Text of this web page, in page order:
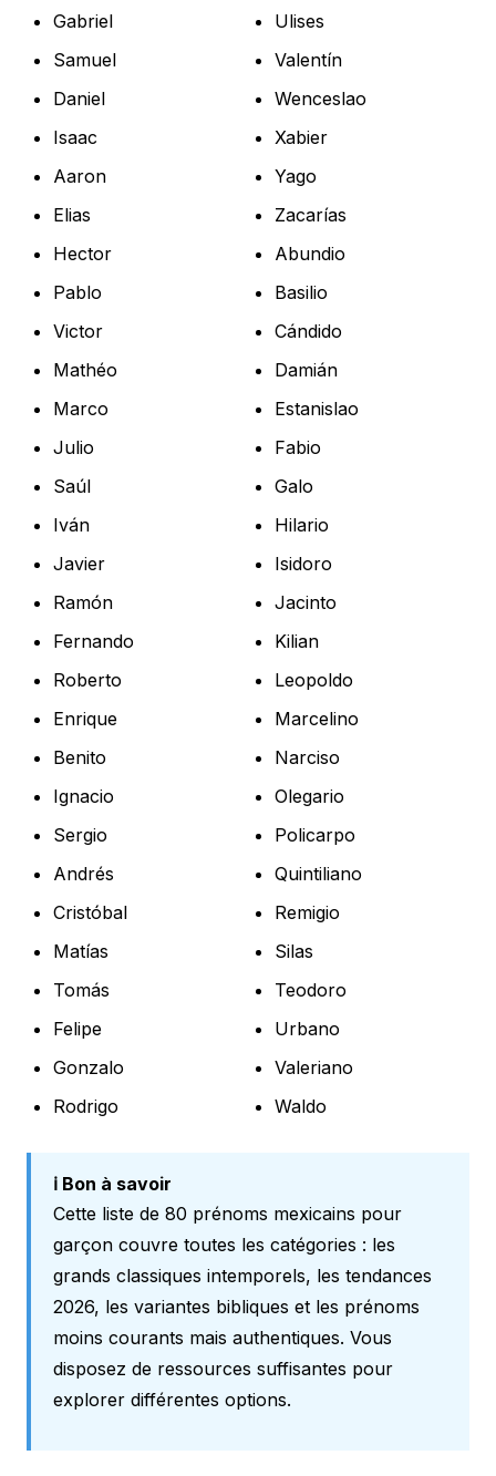
Gabriel
Samuel
Daniel
Isaac
Aaron
Elias
Hector
Pablo
Victor
Mathéo
Marco
Julio
Saúl
Iván
Javier
Ramón
Fernando
Roberto
Enrique
Benito
Ignacio
Sergio
Andrés
Cristóbal
Matías
Tomás
Felipe
Gonzalo
Rodrigo
Ulises
Valentín
Wenceslao
Xabier
Yago
Zacarías
Abundio
Basilio
Cándido
Damián
Estanislao
Fabio
Galo
Hilario
Isidoro
Jacinto
Kilian
Leopoldo
Marcelino
Narciso
Olegario
Policarpo
Quintiliano
Remigio
Silas
Teodoro
Urbano
Valeriano
Waldo
ℹ️ Bon à savoir
Cette liste de 80 prénoms mexicains pour
garçon couvre toutes les catégories : les
grands classiques intemporels, les tendances
2026, les variantes bibliques et les prénoms
moins courants mais authentiques. Vous
disposez de ressources suffisantes pour
explorer différentes options.